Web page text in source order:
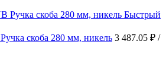
Быстрый
скоба 280 мм, никель 3 487.05 ₽ /